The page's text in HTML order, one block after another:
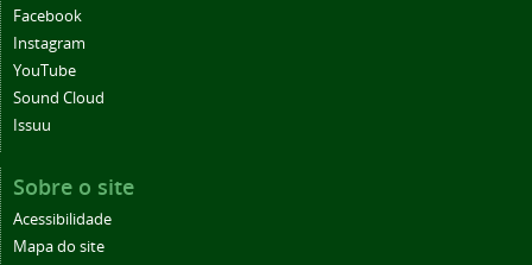
Facebook
Instagram
YouTube
Sound Cloud
Issuu
Sobre o site
Acessibilidade
Mapa do site